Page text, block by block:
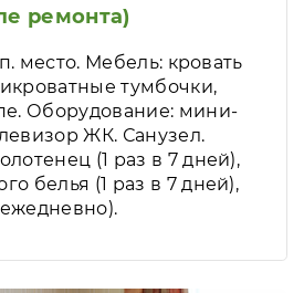
ремонта)
место. Мебель: кровать
тумбочки,
Оборудование: мини-
ЖК. Санузел.
(1 раз в 7 дней),
белья (1 раз в 7 дней),